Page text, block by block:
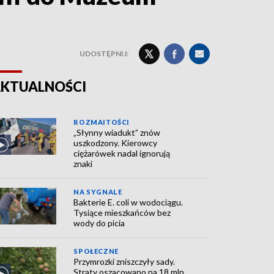
UDOSTĘPNIJ:
ROZMAITOŚCI
„Słynny wiadukt” znów
uszkodzony. Kierowcy
ciężarówek nadal ignorują
znaki
NA SYGNALE
Bakterie E. coli w wodociągu.
Tysiące mieszkańców bez
wody do picia
SPOŁECZNE
Przymrozki zniszczyły sady.
Straty oszacowano na 18 mln